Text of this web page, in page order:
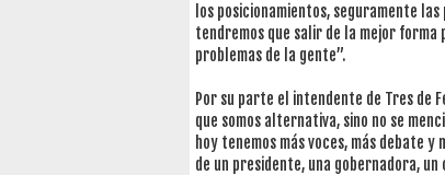
los posicionamientos, seguramente
tendremos que salir de la mejor forma
problemas de la gente”.
Por su parte el intendente de Tres de
que somos alternativa, sino no se
hoy tenemos más voces, más debate
de un presidente, una gobernadora,